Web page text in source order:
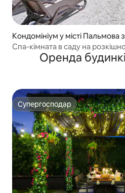
Кондомініум у місті Пальмова
Спа-кімната в саду на
басейнуОренда
Супергосподар
Супергосподар